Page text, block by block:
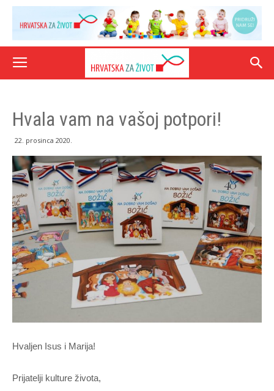
Hvala vam na vašoj potpori!
22. prosinca 2020.
Hvaljen Isus i Marija!
Prijatelji kulture života,